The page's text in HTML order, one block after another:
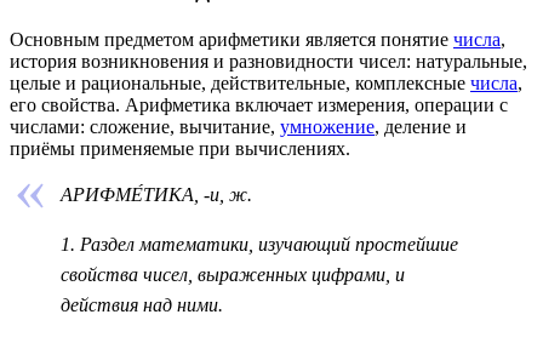
Основным предметом арифметики является понятие числа,
история возникновения и разновидности чисел: натуральные,
целые и рациональные, действительные, комплексные числа,
его свойства. Арифметика включает измерения, операции с
числами: сложение, вычитание, умножение, деление и
приёмы применяемые при вычислениях.
АРИФМЕ́ТИКА, -и, ж.
1. Раздел математики, изучающий простейшие
свойства чисел, выраженных цифрами, и
действия над ними.